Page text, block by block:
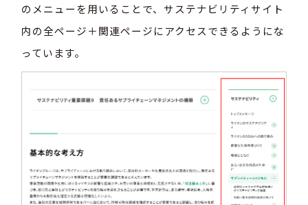
のメニューを用いることで、サステナビリティサイト
内の全ページ＋関連ページにアクセスできるようにな
っています。